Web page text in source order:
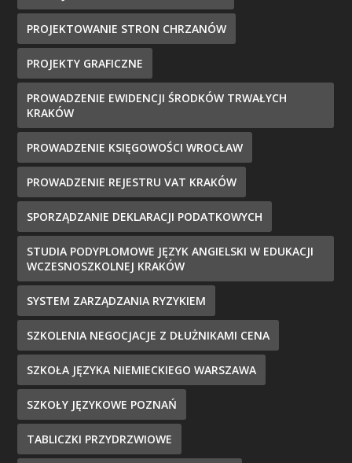
PROJEKTOWANIE STRON CHRZANÓW
PROJEKTY GRAFICZNE
PROWADZENIE EWIDENCJI ŚRODKÓW TRWAŁYCH
KRAKÓW
PROWADZENIE KSIĘGOWOŚCI WROCŁAW
PROWADZENIE REJESTRU VAT KRAKÓW
SPORZĄDZANIE DEKLARACJI PODATKOWYCH
STUDIA PODYPLOMOWE JĘZYK ANGIELSKI W EDUKACJI
WCZESNOSZKOLNEJ KRAKÓW
SYSTEM ZARZĄDZANIA RYZYKIEM
SZKOLENIA NEGOCJACJE Z DŁUŻNIKAMI CENA
SZKOŁA JĘZYKA NIEMIECKIEGO WARSZAWA
SZKOŁY JĘZYKOWE POZNAŃ
TABLICZKI PRZYDRZWIOWE